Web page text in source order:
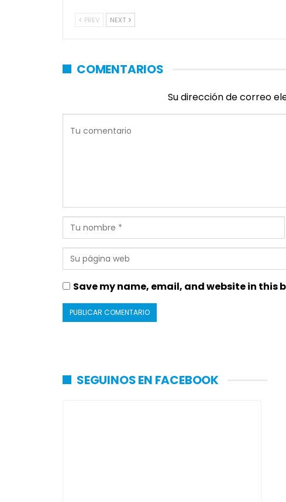
PREV NEXT
COMENTARIOS
Su dirección de correo
Save my name, email, and website in this
SEGUINOS EN FACEBOOK